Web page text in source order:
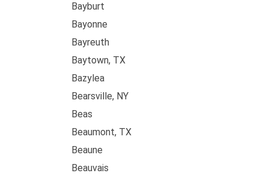
Bayburt
Bayonne
Bayreuth
Baytown, TX
Bazylea
Bearsville, NY
Beas
Beaumont, TX
Beaune
Beauvais